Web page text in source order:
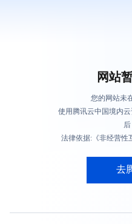
网站
您的网站未
使用腾讯云中国境内
法律依据:《非经营性
去